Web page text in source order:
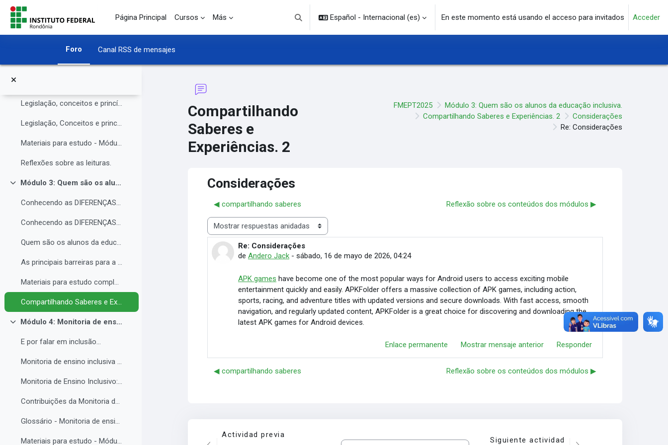
Salta al contenido principal
Página Principal
Cursos Más
Selector de búsqueda de entrada
Español - Internacional ‎(es)‎ En este momento está usando el acceso para invitados Acceder
Foro Canal RSS de mensajes
Compartilhando Saberes e Experiências.
Legislação, conceitos e princípios da educação inclusiva.
Legislação, Conceitos e princípios da educação inclusiva (parte 2)
Materiais para estudo - Módulo 2.
Reflexões sobre as leituras.
Colapsar
Módulo 3: Quem são os alunos da educação inclusiva.
Conhecendo as DIFERENÇAS para promover a IGUALDADE com EQUIDADE.
Conhecendo as DIFERENÇAS para promover a IGUALDADE com EQUIDADE.
Quem são os alunos da educação inclusiva.
As principais barreiras para a inclusão.
Materiais para estudo complementar - Módulo 3.
Compartilhando Saberes e Experiências. 2
Colapsar
Módulo 4: Monitoria de ensino inclusiva no processo formativo de estudantes com Necessidades Educacionais Específicas - NEE no contexto da Educação Profissional e Tecnológica.
E por falar em inclusão...
Monitoria de ensino inclusiva junto a estudante com Necessidades Educacionais Específicas - NEE no contexto da Educação Profissional e Tecnológica.
Monitoria de Ensino Inclusivo: Conceitos e Objetivos.
Contribuições da Monitoria de ensino inclusiva para o estudante com Necessidades Educacionais Específicas.
Glossário - Monitoria de ensino e educação inclusiva.
Materiais para estudo - Módulo 4.
Compartilhando
Saberes e
Experiências. 2
FMEPT2025
Módulo 3: Quem são os alunos da educação inclusiva.
Compartilhando Saberes e Experiências. 2
Considerações
Re: Considerações
Considerações
◀︎ compartilhando saberes Reflexão sobre os conteúdos dos módulos ▶︎
Mostrar modo
Re: Considerações
deAndero Jack -sábado, 16 de mayo de 2026, 04:24
Número de respuestas: 0
APK games have become one of the most popular ways for Android users to access exciting mobile
entertainment quickly and easily. APKFolder offers a massive collection of APK games, including action,
sports, racing, and adventure titles with updated versions and secure downloads. With fast access, smooth
navigation, and regularly updated content, APKFolder is a great choice for discovering and downloading the
latest APK games for Android devices.
Enlace permanente Mostrar mensaje anterior Responder
◀︎ compartilhando saberes Reflexão sobre os conteúdos dos módulos ▶︎
Actividad previa
Siguiente actividad